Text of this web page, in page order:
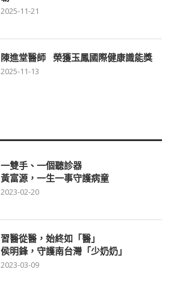
2025-11-21
陳進堂醫師 榮獲玉鳳國際健康識能獎
2025-11-13
一雙手、一個聽診器
黃富源，一生一事守護病童
2023-02-20
習醫從醫，始終如「醫」
侯明鋒，守護南台灣「少奶奶」
2023-03-09